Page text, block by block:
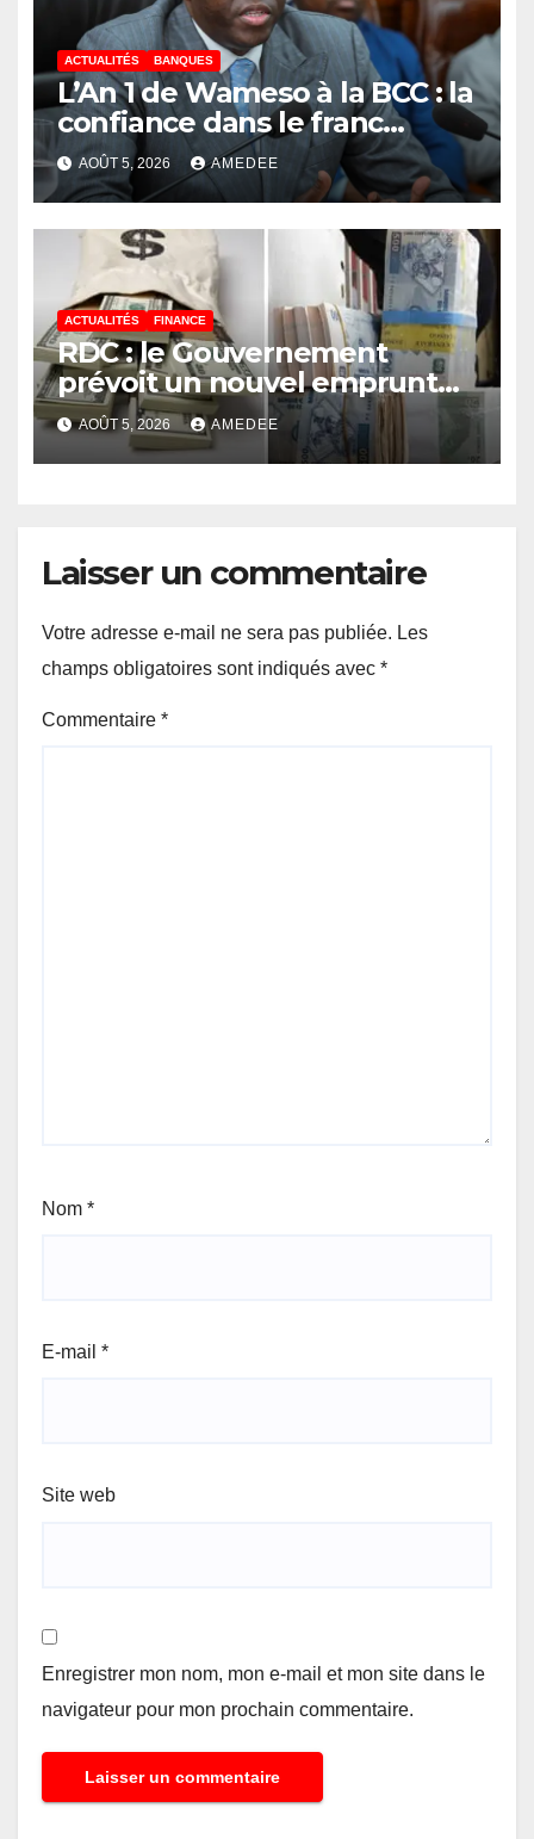
ACTUALITÉS BANQUES
L’An 1 de Wameso à la BCC : la
confiance dans le franc
congolais loin d’être acquise,
les réserves de change
stagnent, l’interopérabilité
toujours au point mort
AOÛT 5, 2026 AMEDEE
ACTUALITÉS FINANCE
RDC : le Gouvernement
prévoit un nouvel emprunt
de 50 millions USD le 11 août
2026 au moyen des
Obligations du Trésor
AOÛT 5, 2026 AMEDEE
Laisser un commentaire
Votre adresse e-mail ne sera pas publiée. Les
champs obligatoires sont indiqués avec *
Commentaire *
Nom *
E-mail *
Site web
Enregistrer mon nom, mon e-mail et mon site dans le
navigateur pour mon prochain commentaire.